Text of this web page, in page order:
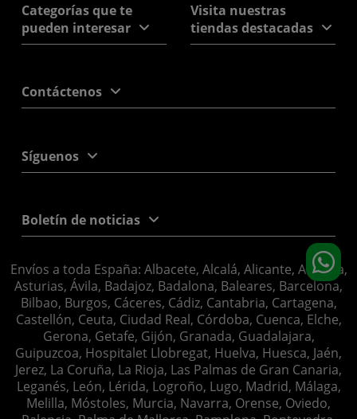
Categorías que te
pueden interesar
Visita nuestras
tiendas destacadas
Contáctenos
Síguenos
Boletín de noticias
Envíos a toda España: Albacete, Alcalá, Alicante, Almería,
Asturias, Ávila, Badajoz, Badalona, Baleares, Barcelona,
Bilbao, Burgos, Cáceres, Cádiz, Cantabria, Cartagena,
Castellón, Ceuta, Ciudad Real, Córdoba, Cuenca, Elche,
Gerona, Getafe, Gijón, Granada, Guadalajara,
Guipuzcoa, Hospitalet Llobregat, Huelva, Huesca, Jaén,
Jerez, La Coruña, La Rioja, Las Palmas de Gran Canaria,
Leganés, León, Lérida, Logroño, Lugo, Madrid, Málaga,
Melilla, Móstoles, Murcia, Navarra, Orense, Oviedo,